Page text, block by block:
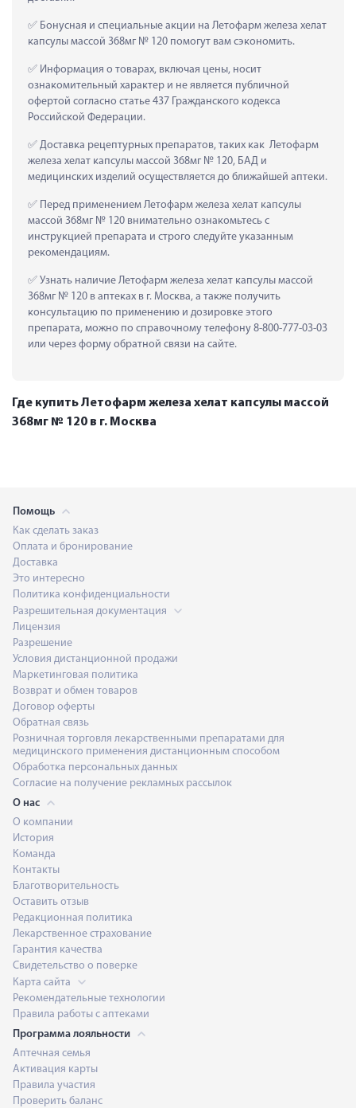
Бонусная и специальные акции на Летофарм железа хелат
капсулы массой 368мг № 120 помогут вам сэкономить.
Информация о товарах, включая цены, носит
ознакомительный характер и не является публичной
офертой согласно статье 437 Гражданского кодекса
Российской Федерации.
Доставка рецептурных препаратов, таких как  Летофарм
железа хелат капсулы массой 368мг № 120, БАД и
медицинских изделий осуществляется до ближайшей аптеки.
Перед применением Летофарм железа хелат капсулы
массой 368мг № 120 внимательно ознакомьтесь с
инструкцией препарата и строго следуйте указанным
рекомендациям.
Узнать наличие Летофарм железа хелат капсулы массой
368мг № 120 в аптеках в г. Москва, а также получить
консультацию по применению и дозировке этого
препарата, можно по справочному телефону 8-800-777-03-03
или через форму обратной связи на сайте.
Где купить Летофарм железа хелат капсулы массой
368мг № 120 в г. Москва
Помощь
Как сделать заказ
Оплата и бронирование
Доставка
Это интересно
Политика конфиденциальности
Разрешительная документация
Лицензия
Разрешение
Условия дистанционной продажи
Маркетинговая политика
Возврат и обмен товаров
Договор оферты
Обратная связь
Розничная торговля лекарственными препаратами для
медицинского применения дистанционным способом
Обработка персональных данных
Согласие на получение рекламных рассылок
О нас
О компании
История
Команда
Контакты
Благотворительность
Оставить отзыв
Редакционная политика
Лекарственное страхование
Гарантия качества
Свидетельство о поверке
Карта сайта
Рекомендательные технологии
Правила работы с аптеками
Программа лояльности
Аптечная семья
Активация карты
Правила участия
Проверить баланс